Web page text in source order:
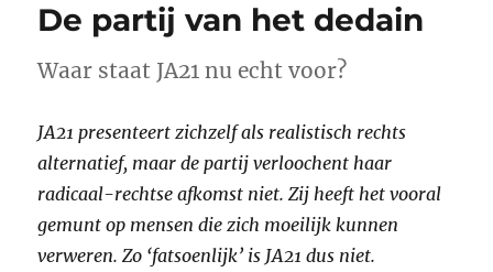
De partij van het dedain
Waar staat JA21 nu echt voor?
JA21 presenteert zichzelf als realistisch rechts
alternatief, maar de partij verloochent haar
radicaal-rechtse afkomst niet. Zij heeft het vooral
gemunt op mensen die zich moeilijk kunnen
verweren. Zo ‘fatsoenlijk’ is JA21 dus niet.